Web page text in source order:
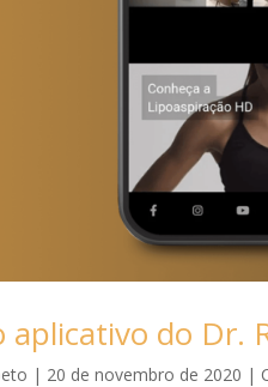
aplicativo do Dr.
| 20 de novembro de 2020 |